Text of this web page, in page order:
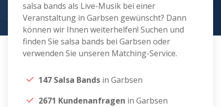
salsa bands als Live-Musik bei einer
Veranstaltung in Garbsen gewünscht? Dann
können wir Ihnen weiterhelfen! Suchen und
finden Sie salsa bands bei Garbsen oder
verwenden Sie unseren Matching-Service.
147 Salsa Bands in Garbsen
2671 Kundenanfragen in Garbsen